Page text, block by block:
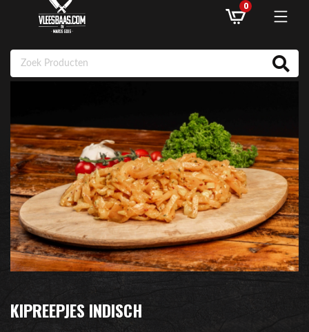
AANBIEDINGEN
RECEPTEN
KLANTENSERVICE
INLOGGEN
0
KIPREEPJES INDISCH